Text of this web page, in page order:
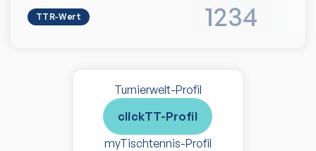
TTR-Wert 1234
Turnierwelt-Profil
clickTT-Profil
myTischtennis-Profil